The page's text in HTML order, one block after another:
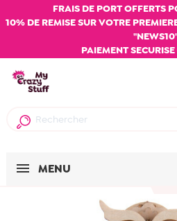
FRAIS DE PORT OFFERTS
10% DE REMISE SUR VOTRE
PAIEMENT
MENU